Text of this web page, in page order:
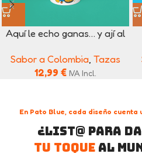
Aquí le echo ganas… y ají al
Sabor a Colombia Tazas
12,99 € IVA Incl.
En Pato Blue, cada diseño cuenta
¿List@ para
tu toqueal